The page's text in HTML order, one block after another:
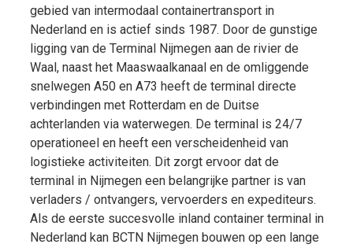
gebied van intermodaal containertransport in
Nederland en is actief sinds 1987. Door de gunstige
ligging van de Terminal Nijmegen aan de rivier de
Waal, naast het Maaswaalkanaal en de omliggende
snelwegen A50 en A73 heeft de terminal directe
verbindingen met Rotterdam en de Duitse
achterlanden via waterwegen. De terminal is 24/7
operationeel en heeft een verscheidenheid van
logistieke activiteiten. Dit zorgt ervoor dat de
terminal in Nijmegen een belangrijke partner is van
verladers / ontvangers, vervoerders en expediteurs.
Als de eerste succesvolle inland container terminal in
Nederland kan BCTN Nijmegen bouwen op een lange